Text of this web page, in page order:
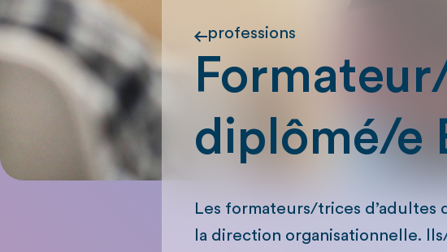
professions
diplômé/e
Les formateurs/trices d’adultes
la direction organisationnelle.